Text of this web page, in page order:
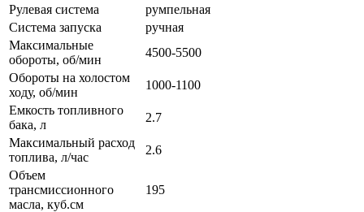
Рулевая система
румпельная
Система запуска
ручная
Максимальные
обороты, об/мин
4500-5500
Обороты на холостом
ходу, об/мин
1000-1100
Емкость топливного
бака, л
2.7
Максимальный расход
топлива, л/час
2.6
Объем
трансмиссионного
масла, куб.см
195